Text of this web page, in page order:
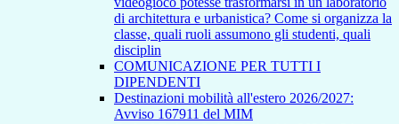
di architettura e urbanistica? Come si organizza la
classe, quali ruoli assumono gli studenti, quali
disciplin
COMUNICAZIONE PER TUTTI I
DIPENDENTI
Destinazioni mobilità all'estero 2026/2027:
Avviso 167911 del MIM